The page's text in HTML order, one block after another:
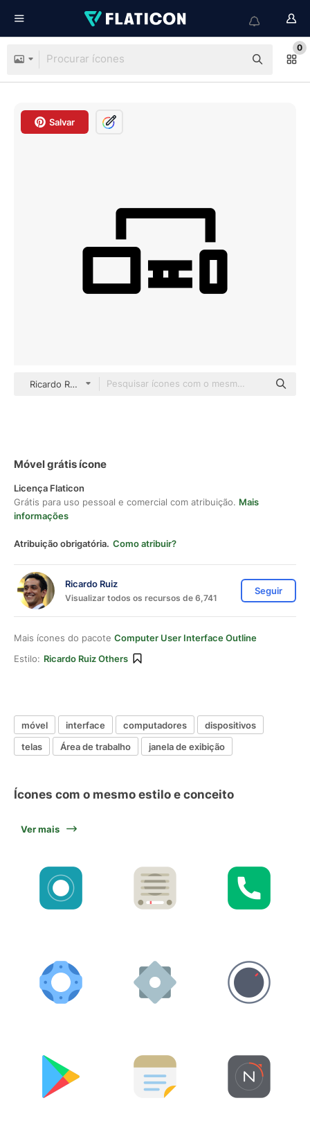
0
Salvar
Ricardo Ruiz Others
Móvel grátis ícone
Licença Flaticon
Grátis para uso pessoal e comercial com atribuição. Mais
informações
Atribuição obrigatória. Como atribuir?
Ricardo Ruiz
Visualizar todos os recursos de 6,741
Seguir
Mais ícones do pacote Computer User Interface Outline
Estilo: Ricardo Ruiz Others
móvel interface computadores
dispositivos
telas
Área de trabalho janela de exibição
Ícones com o mesmo estilo e conceito
Ver mais